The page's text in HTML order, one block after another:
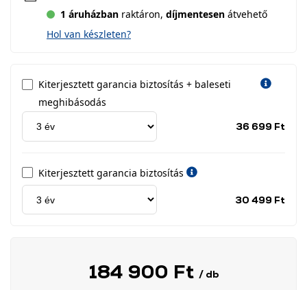
1 áruházban raktáron, díjmentesen átvehető
Hol van készleten?
Kiterjesztett garancia biztosítás + baleseti
meghibásodás
36 699 Ft
Kiterjesztett garancia biztosítás
30 499 Ft
184 900 Ft / db